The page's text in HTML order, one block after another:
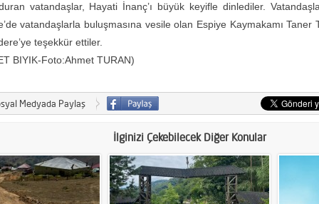
vatandaşlar, Hayati İnanç’ı büyük keyifle dinlediler.
vatandaşlarla buluşmasına vesile olan Espiye Kaymakamı Taner
teşekkür ettiler.
BIYIK-Foto:Ahmet TURAN)
Medyada Paylaş
İlginizi Çekebilecek Diğer Konular